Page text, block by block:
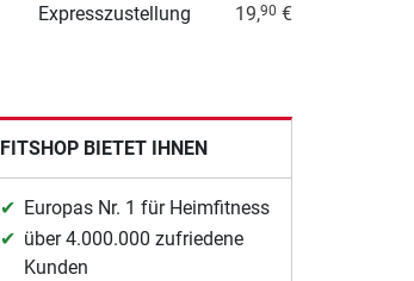
Expresszustellung 19,90 €
FITSHOP BIETET IHNEN
Europas Nr. 1 für Heimfitness
über 4.000.000 zufriedene
Kunden